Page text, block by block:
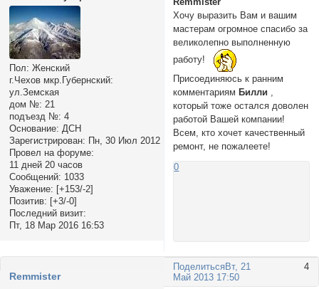
Пол: Женский
г.Чехов мкр.Губернский:
ул.Земская
дом №: 21
подъезд №: 4
Основание: ДСН
Зарегистрирован: Пн, 30 Июл 2012
Провел на форуме:
11 дней 20 часов
Сообщений: 1033
Уважение: [+153/-2]
Позитив: [+3/-0]
Последний визит:
Пт, 18 Мар 2016 16:53
Хочу выразить Вам и вашим
мастерам огромное спасибо за
великолепно выполненную
работу!
Присоединяюсь к ранним
комментариямБилли
который тоже остался доволен
работой Вашей компании!
Всем, кто хочет качественный
ремонт, не пожалеете!
0
Поделиться 4
Вт, 21
Май 2013 17:50
Rеmmister